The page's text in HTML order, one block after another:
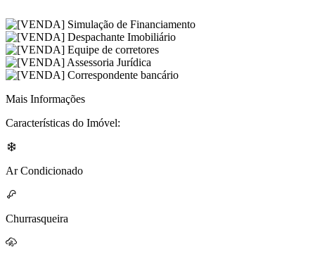
Mais Informações
Características do Imóvel:
Ar Condicionado
Churrasqueira